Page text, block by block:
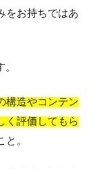
をお持ちではあ
構造やコンテン
く評価してもら
と。